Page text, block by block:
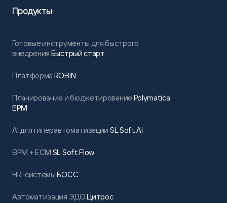
Продукты
Готовые инструменты для быстрого
внедрения Быстрый старт
Платформа ROBIN
Планирование и бюджетированиеPolymatica
EPM
AI для гиперавтоматизации SL Soft AI
BPM + ECM SL Soft Flow
HR-системыБОСС
Автоматизация ЭДОЦитрос